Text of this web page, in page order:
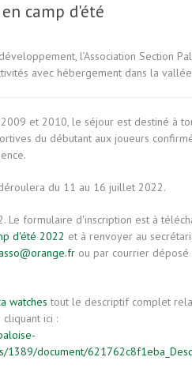
camp d'été
l’Association Section
avec hébergement dans la vallée
et 2010, le séjour est destiné à
du débutant aux joueurs
du 11 au 16 juillet 2022.
Le formulaire d'inscription est à
d'été 2022 et à renvoyer au
ou par courrier déposé
watches tout le descriptif complet
ici :
1389/document/